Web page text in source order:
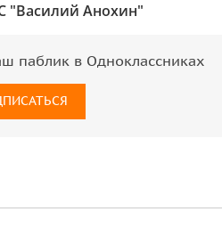
"Василий Анохин"
паблик в Одноклассниках